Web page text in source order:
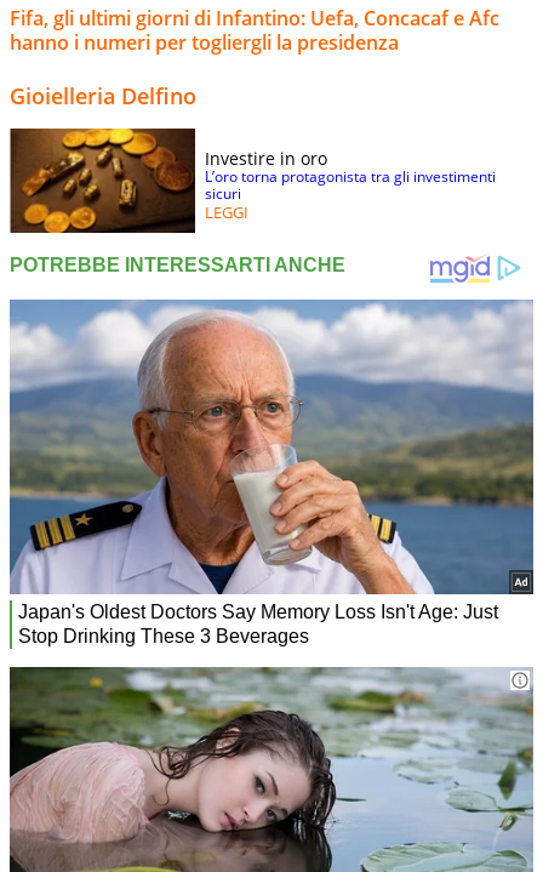
Fifa, gli ultimi giorni di Infantino: Uefa, Concacaf e Afc
hanno i numeri per togliergli la presidenza
Gioielleria Delfino
Investire in oro
L’oro torna protagonista tra gli investimenti
sicuri
LEGGI